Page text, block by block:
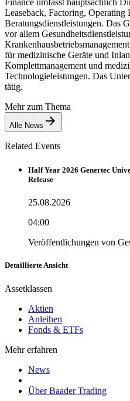
Leaseback, Factoring, Operating
Beratungsdienstleistungen. Das
vor allem
für medizinische Geräte und
Komplettmanagement und
Technologieleistungen. Das
tätig.
Mehr zum Thema
Alle News
Related Events
Half Year 2026 Genertec
Release
25.08.2026
04:00
Veröffentlichungen von
Detaillierte Ansicht
Assetklassen
Aktien
Anleihen
Fonds & ETFs
Mehr erfahren
News
Über Baader Trading